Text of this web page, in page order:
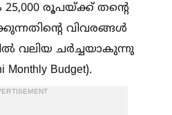
രൂപയ്ക്ക് തന്റെ
വിവരങ്ങള്‍
വലിയ ചർച്ചയാകുന്നു
Monthly Budget).